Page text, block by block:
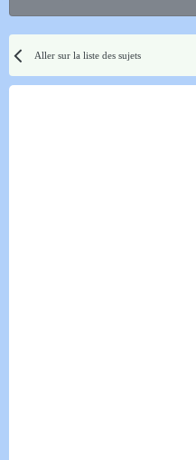
Aller sur la liste des sujets